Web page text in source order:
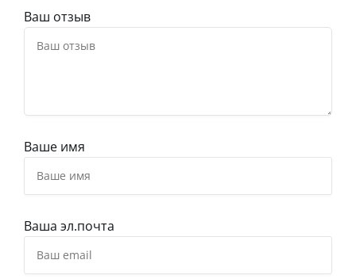
Ваш отзыв
Ваше имя
Ваша эл.почта